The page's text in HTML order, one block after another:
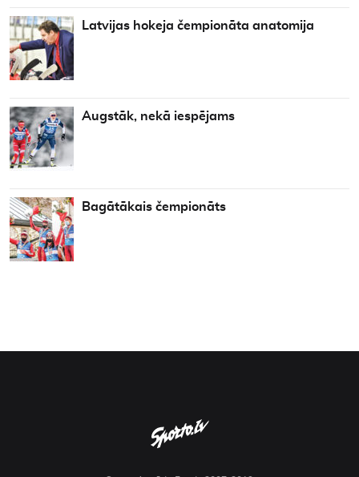
Latvijas hokeja čempionāta anatomija
Augstāk, nekā iespējams
Bagātākais čempionāts